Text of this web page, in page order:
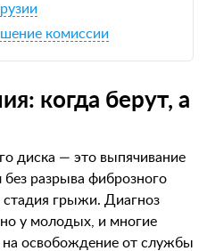
комиссии
когда берут, а
диска — это выпячивание
разрыва фиброзного
стадия грыжи. Диагноз
у молодых, и многие
освобождение от службы